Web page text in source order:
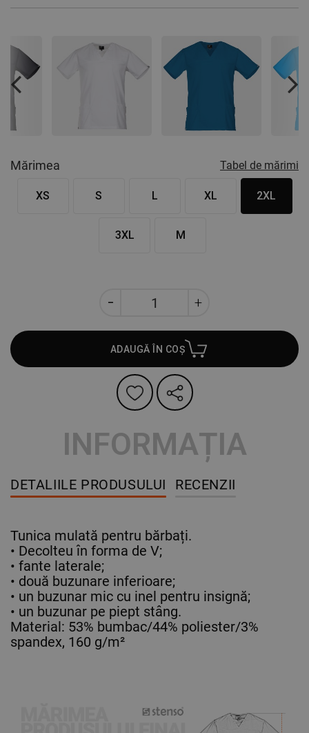
Mărimea Tabel de mărimi
XS S L XL 2XL
3XL M
ADAUGĂ ÎN COȘ
INFORMAȚIA
DETALIILE PRODUSULUI RECENZII
Tunica mulată pentru bărbați.
• Decolteu în forma de V;
• fante laterale;
• două buzunare inferioare;
• un buzunar mic cu inel pentru insignă;
• un buzunar pe piept stâng.
Material: 53% bumbac/44% poliester/3%
spandex, 160 g/m²